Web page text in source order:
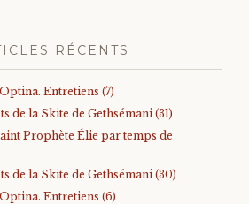
RÉCENTS
Entretiens (7)
de la Skite de Gethsémani (31)
Prophète Élie par temps de
de la Skite de Gethsémani (30)
Entretiens (6)